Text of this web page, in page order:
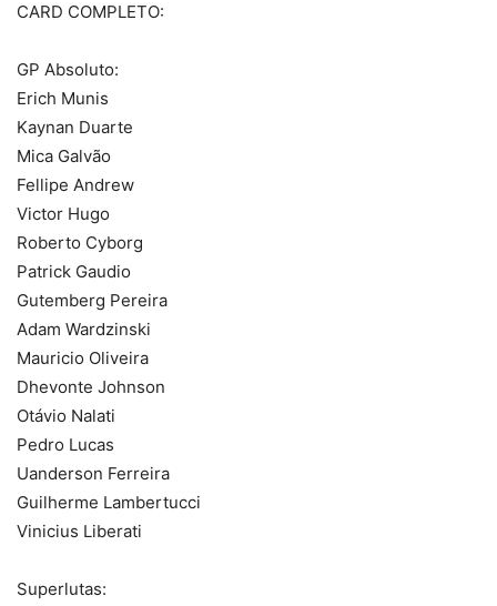
CARD COMPLETO:
GP Absoluto:
Erich Munis
Kaynan Duarte
Mica Galvão
Fellipe Andrew
Victor Hugo
Roberto Cyborg
Patrick Gaudio
Gutemberg Pereira
Adam Wardzinski
Mauricio Oliveira
Dhevonte Johnson
Otávio Nalati
Pedro Lucas
Uanderson Ferreira
Guilherme Lambertucci
Vinicius Liberati
Superlutas: